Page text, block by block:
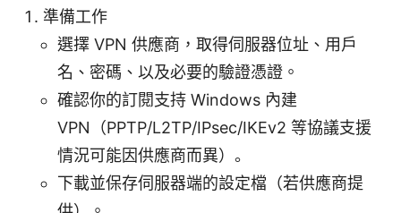
準備工作
選擇 VPN 供應商，取得伺服器位址、用戶
名、密碼、以及必要的驗證憑證。
確認你的訂閱支持 Windows 內建
VPN（PPTP/L2TP/IPsec/IKEv2 等協議支援
情況可能因供應商而異）。
下載並保存伺服器端的設定檔（若供應商提